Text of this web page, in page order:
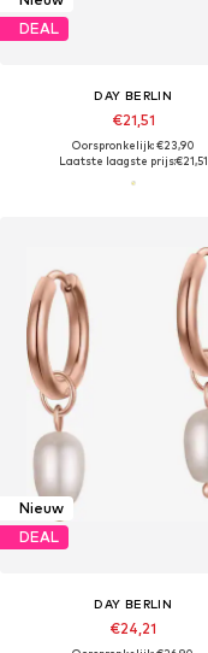
DEAL
DAY BERLIN
€21,51
Oorspronkelijk: €23,90
Laatste laagste prijs:€21,51
Nieuw
DEAL
DAY BERLIN
€24,21